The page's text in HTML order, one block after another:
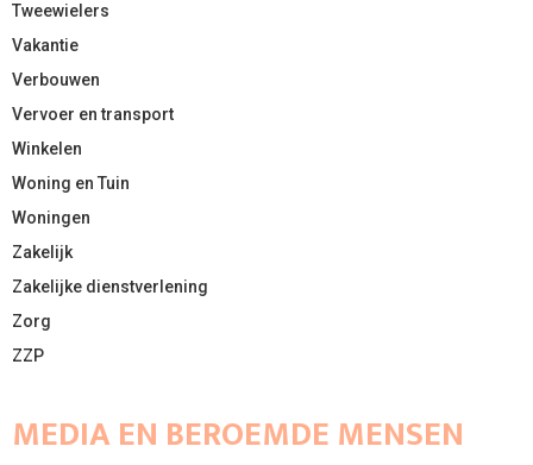
Tweewielers
Vakantie
Verbouwen
Vervoer en transport
Winkelen
Woning en Tuin
Woningen
Zakelijk
Zakelijke dienstverlening
Zorg
ZZP
MEDIA EN BEROEMDE MENSEN